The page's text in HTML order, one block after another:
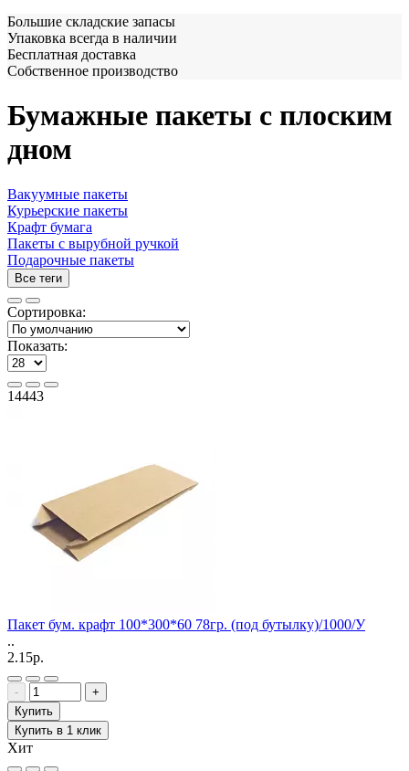
Большие складские запасы
Упаковка всегда в наличии
Бесплатная доставка
Собственное производство
Бумажные пакеты с плоским
дном
Вакуумные пакеты
Курьерские пакеты
Крафт бумага
Пакеты с вырубной ручкой
Подарочные пакеты
Все теги
Сортировка:
Показать:
14443
Пакет бум. крафт 100*300*60 78гр. (под бутылку)/1000/У
..
2.15р.
-
+
Купить
Купить в 1 клик
Хит